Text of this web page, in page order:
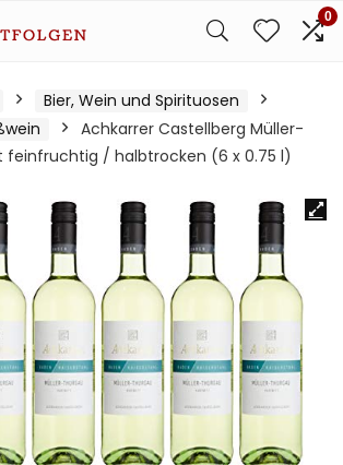
0
Bier, Wein und Spirituosen
Achkarrer Castellberg Müller-
feinfruchtig / halbtrocken (6 x 0.75 l)